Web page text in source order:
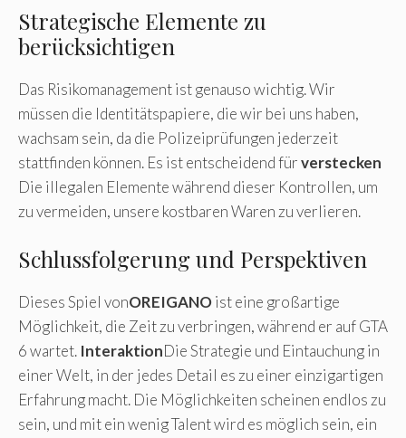
Strategische Elemente zu
berücksichtigen
Das Risikomanagement ist genauso wichtig. Wir
müssen die Identitätspapiere, die wir bei uns haben,
wachsam sein, da die Polizeiprüfungen jederzeit
stattfinden können. Es ist entscheidend fürverstecken
Die illegalen Elemente während dieser Kontrollen, um
zu vermeiden, unsere kostbaren Waren zu verlieren.
Schlussfolgerung und Perspektiven
Dieses Spiel vonOREIGANOist eine großartige
Möglichkeit, die Zeit zu verbringen, während er auf GTA
6 wartet. InteraktionDie Strategie und Eintauchung in
einer Welt, in der jedes Detail es zu einer einzigartigen
Erfahrung macht. Die Möglichkeiten scheinen endlos zu
sein, und mit ein wenig Talent wird es möglich sein, ein